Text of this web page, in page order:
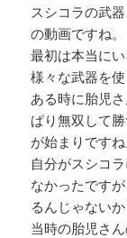
スシコラの武
の動画ですね。
最初は本当に
様々な武器を使
ある時に胎児
ぱり無双して
が始まりですね
自分がスシコ
なかったです
るんじゃない
当時の胎児さ